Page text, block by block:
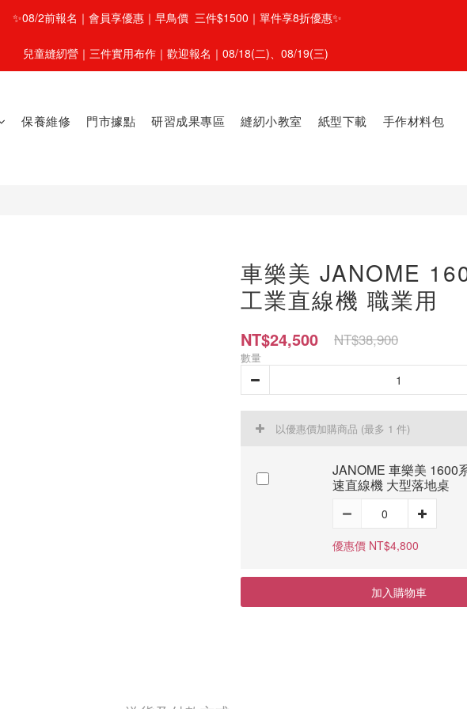
✨08/2前報名｜會員享優惠｜早鳥價  三件$1500｜單件享8折優惠✨
兒童縫紉營｜三件實用布作｜歡迎報名｜08/18(二)、08/19(三)
保養維修 門市據點 研習成果專區 縫紉小教室 紙型下載 手作材料包
車樂美 JANOME
工業直線機 職業用
NT$24,500 NT$38,900
數量
以優惠價加購商品 (最多 1 件)
JANOME 車樂美 1600
速直線機 大型落地桌
優惠價 NT$4,800
加入購物車